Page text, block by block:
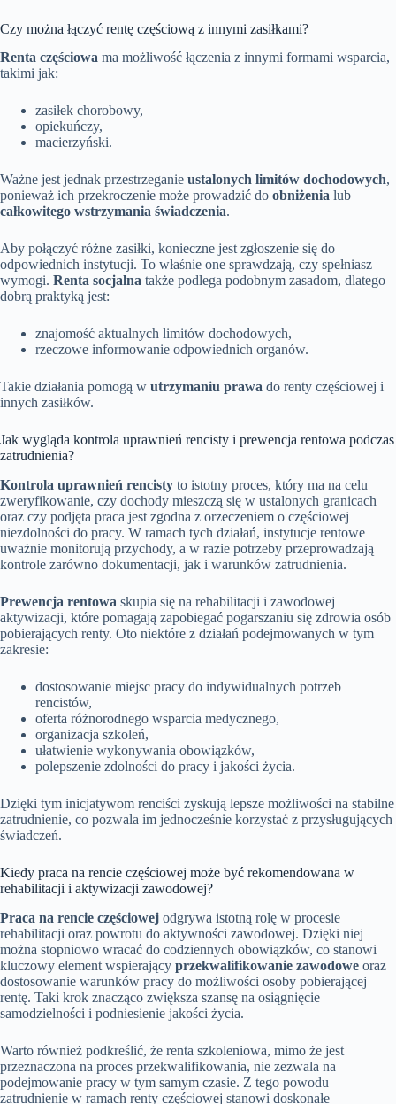
Czy można łączyć rentę częściową z innymi zasiłkami?
Renta częściowa ma możliwość łączenia z innymi formami wsparcia,
takimi jak:
zasiłek chorobowy,
opiekuńczy,
macierzyński.
Ważne jest jednak przestrzeganie ustalonych limitów dochodowych,
ponieważ ich przekroczenie może prowadzić do obniżenia lub
całkowitego wstrzymania świadczenia.
Aby połączyć różne zasiłki, konieczne jest zgłoszenie się do
odpowiednich instytucji. To właśnie one sprawdzają, czy spełniasz
wymogi. Renta socjalna także podlega podobnym zasadom, dlatego
dobrą praktyką jest:
znajomość aktualnych limitów dochodowych,
rzeczowe informowanie odpowiednich organów.
Takie działania pomogą w utrzymaniu prawa do renty częściowej i
innych zasiłków.
Jak wygląda kontrola uprawnień rencisty i prewencja rentowa podczas
zatrudnienia?
Kontrola uprawnień rencisty to istotny proces, który ma na celu
zweryfikowanie, czy dochody mieszczą się w ustalonych granicach
oraz czy podjęta praca jest zgodna z orzeczeniem o częściowej
niezdolności do pracy. W ramach tych działań, instytucje rentowe
uważnie monitorują przychody, a w razie potrzeby przeprowadzają
kontrole zarówno dokumentacji, jak i warunków zatrudnienia.
Prewencja rentowa skupia się na rehabilitacji i zawodowej
aktywizacji, które pomagają zapobiegać pogarszaniu się zdrowia osób
pobierających renty. Oto niektóre z działań podejmowanych w tym
zakresie:
dostosowanie miejsc pracy do indywidualnych potrzeb
rencistów,
oferta różnorodnego wsparcia medycznego,
organizacja szkoleń,
ułatwienie wykonywania obowiązków,
polepszenie zdolności do pracy i jakości życia.
Dzięki tym inicjatywom renciści zyskują lepsze możliwości na stabilne
zatrudnienie, co pozwala im jednocześnie korzystać z przysługujących
świadczeń.
Kiedy praca na rencie częściowej może być rekomendowana w
rehabilitacji i aktywizacji zawodowej?
Praca na rencie częściowej odgrywa istotną rolę w procesie
rehabilitacji oraz powrotu do aktywności zawodowej. Dzięki niej
można stopniowo wracać do codziennych obowiązków, co stanowi
kluczowy element wspierający przekwalifikowanie zawodowe oraz
dostosowanie warunków pracy do możliwości osoby pobierającej
rentę. Taki krok znacząco zwiększa szansę na osiągnięcie
samodzielności i podniesienie jakości życia.
Warto również podkreślić, że renta szkoleniowa, mimo że jest
przeznaczona na proces przekwalifikowania, nie zezwala na
podejmowanie pracy w tym samym czasie. Z tego powodu
zatrudnienie w ramach renty częściowej stanowi doskonałe